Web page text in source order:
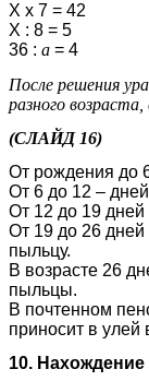
Х х 7 = 42
Х : 8 = 5
36 : а = 4
После решения
разного
(СЛАЙД 16)
От рождения до
От 6 до 12 –
От 12 до 19 дней
От 19 до 26 дней
пыльцу.
В возрасте 26
пыльцы.
В почтенном
приносит в улей
10.